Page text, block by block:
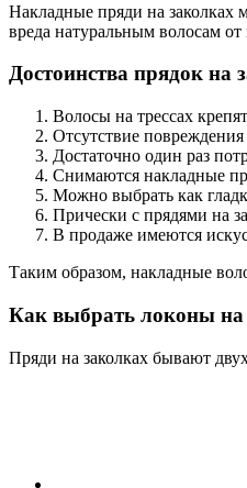
Накладные пряди на заколках
вреда натуральным волосам
Достоинства прядок на
Волосы на трессах
Отсутствие
Достаточно один раз
Снимаются накладные
Можно выбрать как
Прически с прядями на
В продаже имеются
Таким образом, накладные
Как выбрать локоны на
Пряди на заколках бывают